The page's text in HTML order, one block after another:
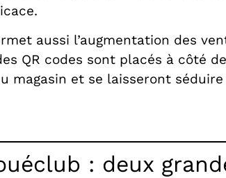
aussi l’augmentation des
QR codes sont placés à côté
magasin et se laisseront
: deux